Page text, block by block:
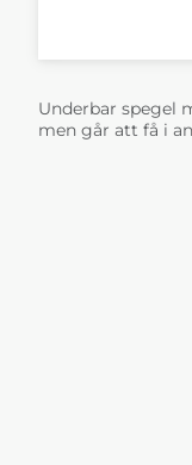
Underbar spegel
men går att få i